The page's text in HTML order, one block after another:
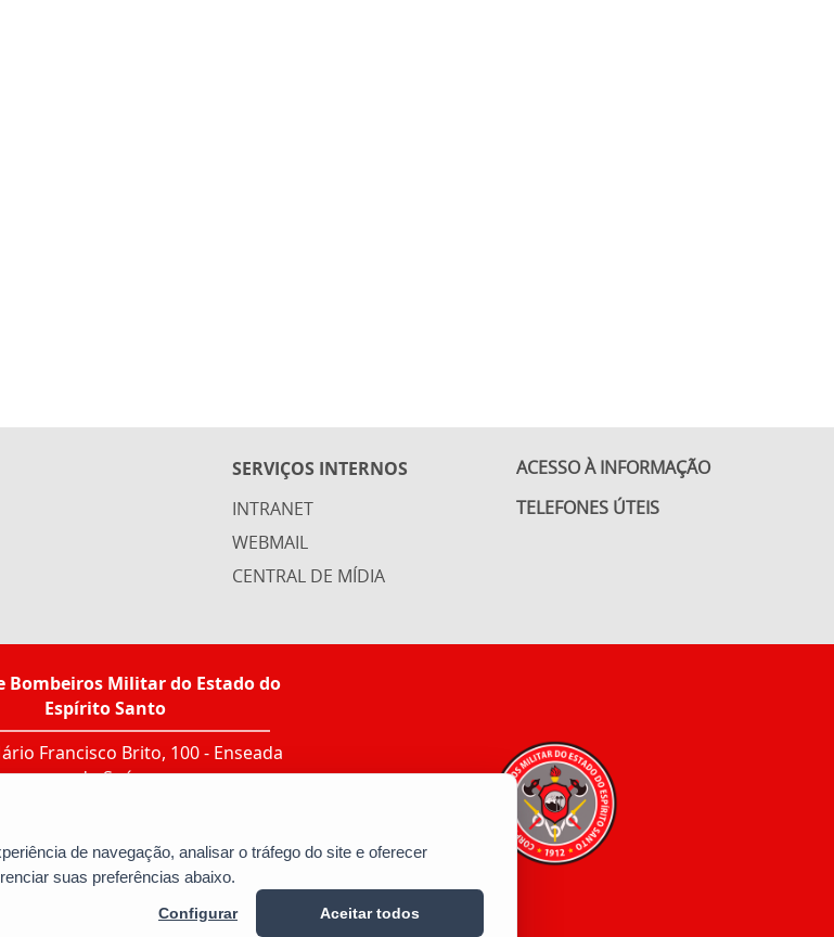
SERVIÇOS INTERNOS
INTRANET
WEBMAIL
CENTRAL DE MÍDIA
ACESSO À INFORMAÇÃO
TELEFONES ÚTEIS
Bombeiros Militar do Estado do
Espírito Santo
Francisco Brito, 100 - Enseada
do Suá
contatos"
bm5cbmes@gmail.com
de navegação, analisar o tráfego do site e oferecer
suas preferências abaixo.
Configurar Aceitar todos